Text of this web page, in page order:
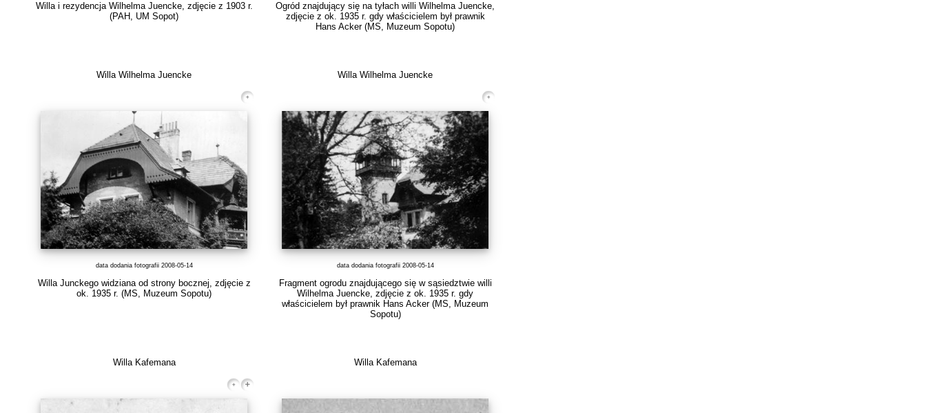
Willa i rezydencja Wilhelma Juencke, zdjęcie z 1903 r.
(PAH, UM Sopot)
Ogród znajdujący się na tyłach willi Wilhelma Juencke,
zdjęcie z ok. 1935 r. gdy właścicielem był prawnik
Hans Acker (MS, Muzeum Sopotu)
Willa Wilhelma Juencke
data dodania fotografii 2008-05-14
Willa Junckego widziana od strony bocznej, zdjęcie z
ok. 1935 r. (MS, Muzeum Sopotu)
Willa Wilhelma Juencke
data dodania fotografii 2008-05-14
Fragment ogrodu znajdującego się w sąsiedztwie willi
Wilhelma Juencke, zdjęcie z ok. 1935 r. gdy
właścicielem był prawnik Hans Acker (MS, Muzeum
Sopotu)
Willa Kafemana Willa Kafemana